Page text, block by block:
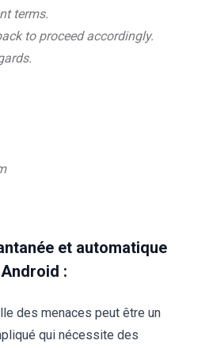
terms.
to proceed accordingly.
et automatique
:
des menaces peut être un
qui nécessite des